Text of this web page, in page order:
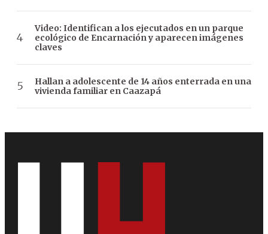
Video: Identifican a los ejecutados en un parque
ecológico de Encarnación y aparecen imágenes
claves
Hallan a adolescente de 14 años enterrada en una
vivienda familiar en Caazapá